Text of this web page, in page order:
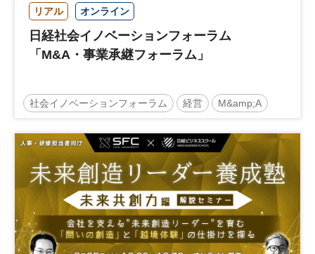
リアル オンライン
日経社会イノベーションフォーラム
「M&A・事業承継フォーラム」
社会イノベーションフォーラム 経営 M&amp;A
事業承継 中堅中小企業
日経社会イノベーションフォーラム 参加無料